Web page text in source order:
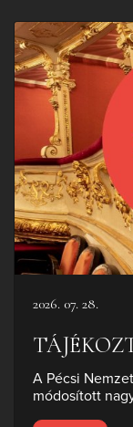
2026. 07. 28.
A Pécsi
módosított